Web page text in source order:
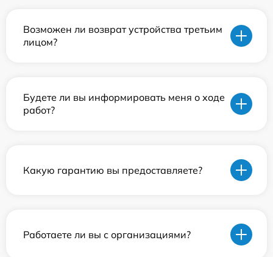
Возможен ли возврат устройства третьим
лицом?
Будете ли вы информировать меня о ходе
работ?
Какую гарантию вы предоставляете?
Работаете ли вы с организациями?